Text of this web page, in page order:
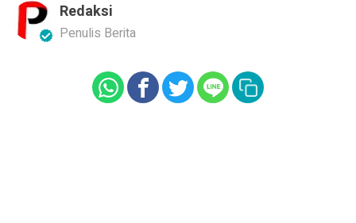
Redaksi
Penulis Berita